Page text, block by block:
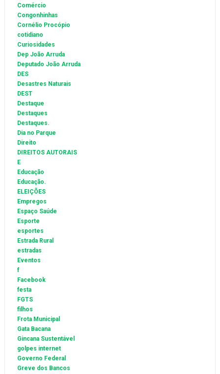
Comércio
Congonhinhas
Cornélio Procópio
cotidiano
Curiosidades
Dep João Arruda
Deputado João Arruda
DES
Desastres Naturais
DEST
Destaque
Destaques
Destaques.
Dia no Parque
Direito
DIREITOS AUTORAIS
E
Educação
Educação.
ELEIÇÕES
Empregos
Espaço Saúde
Esporte
esportes
Estrada Rural
estradas
Eventos
f
Facebook
festa
FGTS
filhos
Frota Municipal
Gata Bacana
Gincana Sustentável
golpes internet
Governo Federal
Greve dos Bancos